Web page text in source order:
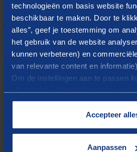
technologieën om basis website
beschikbaar te maken. Door te
alles”, geef je toestemming om
het gebruik van de website
kunnen verbeteren) en
van relevante content en
Om de instellingen aan te passen
cookies op onze website treft u in
Accepteer
Aanpassen
AUTEUR(S)
UITGAVEDATUM 28-3-
Download het